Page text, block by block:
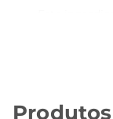
mais
permitindo